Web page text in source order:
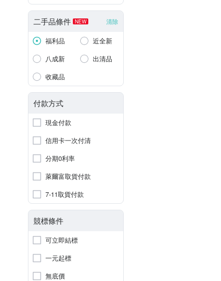
二手品條件 NEW 清除
福利品
近全新
八成新
出清品
收藏品
付款方式
現金付款
信用卡一次付清
分期0利率
萊爾富取貨付款
7-11取貨付款
競標條件
可立即結標
一元起標
無底價